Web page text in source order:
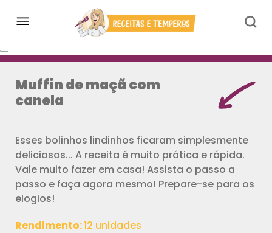
Muffin de maçã com
canela
Esses bolinhos lindinhos ficaram simplesmente
deliciosos... A receita é muito prática e rápida.
Vale muito fazer em casa! Assista o passo a
passo e faça agora mesmo! Prepare-se para os
elogios!
Rendimento:12 unidades